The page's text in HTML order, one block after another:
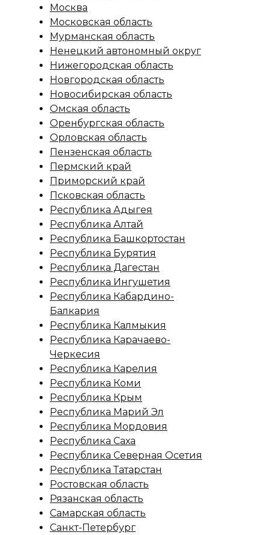
Москва
Московская область
Мурманская область
Ненецкий автономный округ
Нижегородская область
Новгородская область
Новосибирская область
Омская область
Оренбургская область
Орловская область
Пензенская область
Пермский край
Приморский край
Псковская область
Республика Адыгея
Республика Алтай
Республика Башкортостан
Республика Бурятия
Республика Дагестан
Республика Ингушетия
Республика Кабардино-
Балкария
Республика Калмыкия
Республика Карачаево-
Черкесия
Республика Карелия
Республика Коми
Республика Крым
Республика Марий Эл
Республика Мордовия
Республика Саха
Республика Северная Осетия
Республика Татарстан
Ростовская область
Рязанская область
Самарская область
Санкт-Петербург